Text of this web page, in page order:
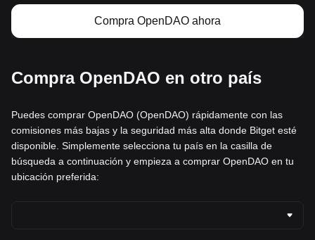
Compra OpenDAO ahora
Compra OpenDAO en otro país
Puedes comprar OpenDAO (OpenDAO) rápidamente con las
comisiones más bajas y la seguridad más alta donde Bitget esté
disponible. Simplemente selecciona tu país en la casilla de
búsqueda a continuación y empieza a comprar OpenDAO en tu
ubicación preferida: